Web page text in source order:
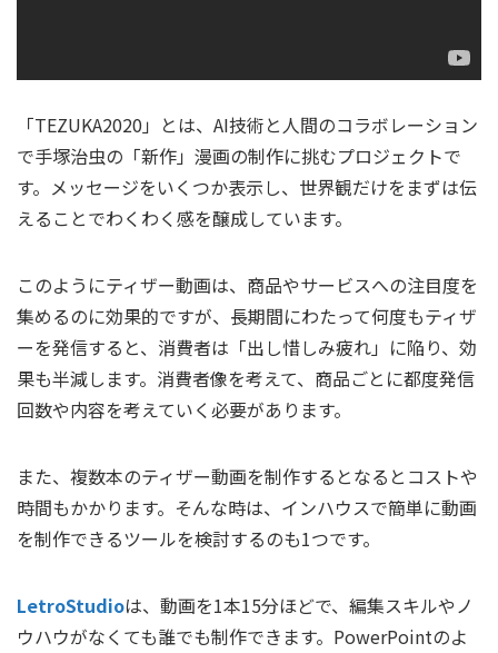
「TEZUKA2020」とは、AI技術と人間のコラボレーション
で手塚治虫の「新作」漫画の制作に挑むプロジェクトで
す。メッセージをいくつか表示し、世界観だけをまずは伝
えることでわくわく感を醸成しています。
このようにティザー動画は、商品やサービスへの注目度を
集めるのに効果的ですが、長期間にわたって何度もティザ
ーを発信すると、消費者は「出し惜しみ疲れ」に陥り、効
果も半減します。消費者像を考えて、商品ごとに都度発信
回数や内容を考えていく必要があります。
また、複数本のティザー動画を制作するとなるとコストや
時間もかかります。そんな時は、インハウスで簡単に動画
を制作できるツールを検討するのも1つです。
LetroStudioは、動画を1本15分ほどで、編集スキルやノ
ウハウがなくても誰でも制作できます。PowerPointのよ